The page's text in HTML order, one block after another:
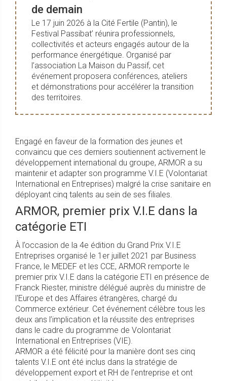
de demain
Le 17 juin 2026 à la Cité Fertile (Pantin), le
Festival Passibat’ réunira professionnels,
collectivités et acteurs engagés autour de la
performance énergétique. Organisé par
l’association La Maison du Passif, cet
événement proposera conférences, ateliers
et démonstrations pour accélérer la transition
des territoires.
Engagé en faveur de la formation des jeunes et
convaincu que ces derniers soutiennent activement le
développement international du groupe, ARMOR a su
maintenir et adapter son programme V.I.E (Volontariat
International en Entreprises) malgré la crise sanitaire en
déployant cinq talents au sein de ses filiales.
ARMOR, premier prix V.I.E dans la
catégorie ETI
À l’occasion de la 4e édition du Grand Prix V.I.E
Entreprises organisé le 1er juillet 2021 par Business
France, le MEDEF et les CCE, ARMOR remporte le
premier prix V.I.E dans la catégorie ETI en présence de
Franck Riester, ministre délégué auprès du ministre de
l'Europe et des Affaires étrangères, chargé du
Commerce extérieur. Cet événement célèbre tous les
deux ans l’implication et la réussite des entreprises
dans le cadre du programme de Volontariat
International en Entreprises (VIE).
ARMOR a été félicité pour la manière dont ses cinq
talents V.I.E ont été inclus dans la stratégie de
développement export et RH de l’entreprise et ont